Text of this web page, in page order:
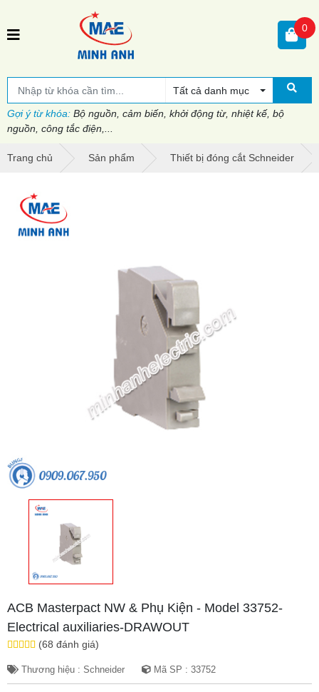
Tất cả danh mục
Gợi ý từ khóa: Bộ nguồn, cảm biến, khởi động từ, nhiệt kế, bộ
nguồn, công tắc điện,...
0
Trang chủ Sản phẩm Thiết bị đóng cắt Schneider
ACB Masterpact NW & Phụ Kiện - Model 33752-
Electrical auxiliaries-DRAWOUT
(68 đánh giá)
Thương hiệu : Schneider Mã SP : 33752